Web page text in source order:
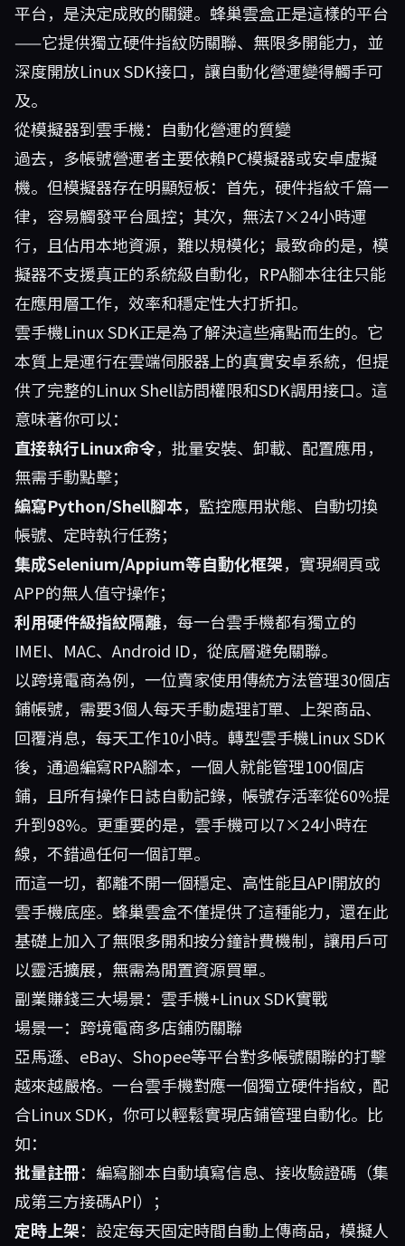
平台，是決定成敗的關鍵。 蜂巢雲盒正是這樣的平台
——它提供獨立硬件指紋防關聯、無限多開能力，並
深度開放Linux SDK接口，讓自動化營運變得觸手可
及。
從模擬器到雲手機：自動化營運的質變
過去，多帳號營運者主要依賴PC模擬器或安卓虛擬
機。但模擬器存在明顯短板：首先，硬件指紋千篇一
律，容易觸發平台風控；其次，無法7×24小時運
行，且佔用本地資源，難以規模化；最致命的是，模
擬器不支援真正的系統級自動化，RPA腳本往往只能
在應用層工作，效率和穩定性大打折扣。
雲手機Linux SDK正是為了解決這些痛點而生的。它
本質上是運行在雲端伺服器上的真實安卓系統，但提
供了完整的Linux Shell訪問權限和SDK調用接口。這
意味著你可以：
直接執行Linux命令，批量安裝、卸載、配置應用，
無需手動點擊；
編寫Python/Shell腳本，監控應用狀態、自動切換
帳號、定時執行任務；
集成Selenium/Appium等自動化框架，實現網頁或
APP的無人值守操作；
利用硬件級指紋隔離，每一台雲手機都有獨立的
IMEI、MAC、Android ID，從底層避免關聯。
以跨境電商為例，一位賣家使用傳統方法管理30個店
鋪帳號，需要3個人每天手動處理訂單、上架商品、
回覆消息，每天工作10小時。轉型雲手機Linux SDK
後，通過編寫RPA腳本，一個人就能管理100個店
鋪，且所有操作日誌自動記錄，帳號存活率從60%提
升到98%。更重要的是，雲手機可以7×24小時在
線，不錯過任何一個訂單。
而這一切，都離不開一個穩定、高性能且API開放的
雲手機底座。 蜂巢雲盒不僅提供了這種能力，還在此
基礎上加入了無限多開和按分鐘計費機制，讓用戶可
以靈活擴展，無需為閒置資源買單。
副業賺錢三大場景：雲手機+Linux SDK實戰
場景一：跨境電商多店鋪防關聯
亞馬遜、eBay、Shopee等平台對多帳號關聯的打擊
越來越嚴格。一台雲手機對應一個獨立硬件指紋，配
合Linux SDK，你可以輕鬆實現店鋪管理自動化。比
如：
批量註冊：編寫腳本自動填寫信息、接收驗證碼（集
成第三方接碼API）；
定時上架：設定每天固定時間自動上傳商品，模擬人